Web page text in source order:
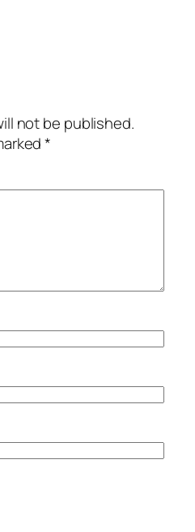
not be published.
*